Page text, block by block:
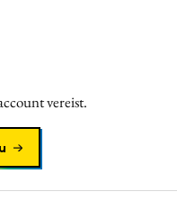
vereist.